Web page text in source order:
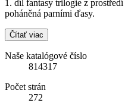
1. díl fantasy trilogie z
poháněná parními ďasy.
Čítať viac
Naše katalógové číslo
814317
Počet strán
272